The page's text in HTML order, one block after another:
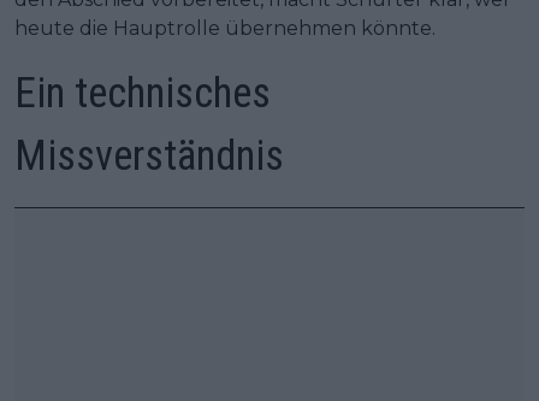
heute die Hauptrolle übernehmen könnte.
Ein technisches
Missverständnis